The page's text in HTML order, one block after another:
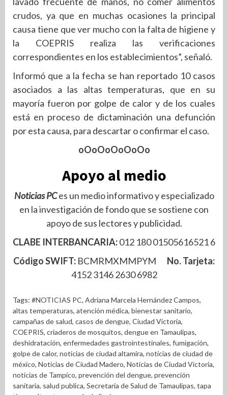
crudos, ya que en muchas ocasiones la principal
causa tiene que ver mucho con la falta de higiene y
la COEPRIS realiza las verificaciones
correspondientes en los establecimientos”, señaló.
Informó que a la fecha se han reportado 10 casos
asociados a las altas temperaturas, que en su
mayoría fueron por golpe de calor y de los cuales
está en proceso de dictaminación una defunción
por esta causa, para descartar o confirmar el caso.
oOoOoOoOoOo
Apoyo al medio
Noticias PCes un medio informativo y especializado
en la investigación de fondo que se sostiene con
apoyo de sus lectores y publicidad.
CLABE INTERBANCARIA:012 180 01505616521 6
Código SWIFT: BCMRMXMMPYM No. Tarjeta:
4152 3146 2630 6982
Tags: #NOTICIAS PC, Adriana Marcela Hernández Campos,
altas temperaturas, atención médica, bienestar sanitario,
campañas de salud, casos de dengue, Ciudad Victoria,
COEPRIS, criaderos de mosquitos, dengue en Tamaulipas,
deshidratación, enfermedades gastrointestinales, fumigación,
golpe de calor, noticias de ciudad altamira, noticias de ciudad de
méxico, Noticias de Ciudad Madero, Noticias de Ciudad Victoria,
noticias de Tampico, prevención del dengue, prevención
sanitaria, salud publica, Secretaría de Salud de Tamaulipas, tapa